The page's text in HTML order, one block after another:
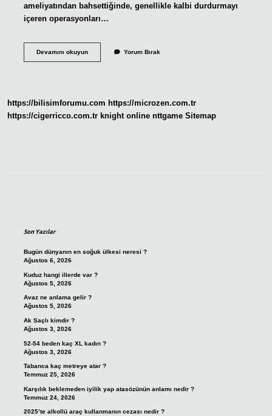
ameliyatından bahsettiğinde, genellikle kalbi durdurmayı
içeren operasyonları…
Devamını okuyunAcik
Yorum Bırak
https://bilisimforumu.com https://microzen.com.tr
https://cigerricco.com.tr knight online nttgame Sitemap
Son Yazılar
Bugün dünyanın en soğuk ülkesi neresi ?
Ağustos 6, 2026
Kuduz hangi illerde var ?
Ağustos 5, 2026
Avaz ne anlama gelir ?
Ağustos 5, 2026
Ak Saçlı kimdir ?
Ağustos 3, 2026
52-54 beden kaç XL kadın ?
Ağustos 3, 2026
Tabanca kaç metreye atar ?
Temmuz 25, 2026
Karşılık beklemeden iyilik yap atasözünün anlamı nedir ?
Temmuz 24, 2026
2025’te alkollü araç kullanmanın cezası nedir ?